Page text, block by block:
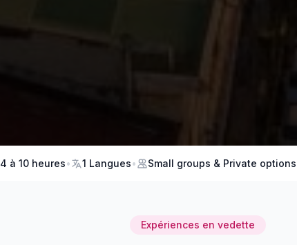
4 à 10 heures• 1 Langues• Small groups & Private options
Expériences en vedette